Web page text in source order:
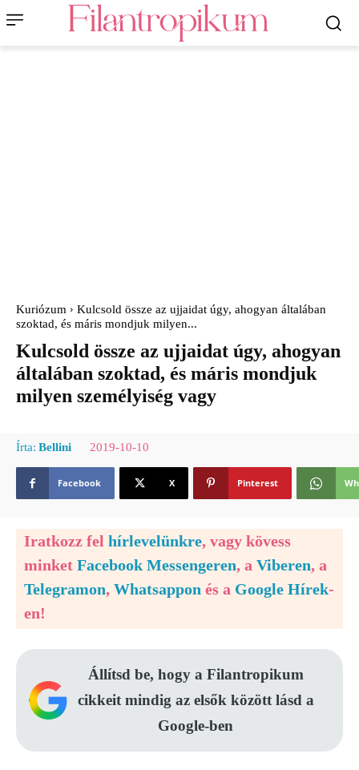
Kuriózum
Kulcsold össze az ujjaidat úgy, ahogyan általában
szoktad, és máris mondjuk milyen...
Kulcsold össze az ujjaidat úgy, ahogyan
általában szoktad, és máris mondjuk
milyen személyiség vagy
Írta: Bellini 2019-10-10
Facebook X Pinterest
Iratkozz fel hírlevelünkre, vagy kövess
minket Facebook Messengeren, a Viberen, a
Telegramon, Whatsappon és a Google Hírek-
en!
Állítsd be, hogy a Filantropikum
cikkeit mindig az elsők között lásd a
Google-ben